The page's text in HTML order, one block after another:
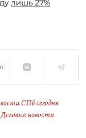
лишь 27%
СПб сегодня
Деловые новости